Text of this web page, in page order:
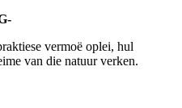
vermoë oplei, hul
van die natuur verken.